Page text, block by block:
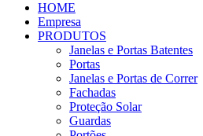
HOME
Empresa
PRODUTOS
Janelas e Portas Batentes
Portas
Janelas e Portas de Correr
Fachadas
Proteção Solar
Guardas